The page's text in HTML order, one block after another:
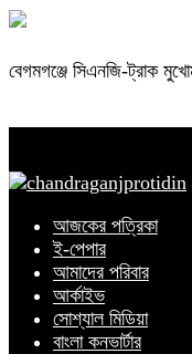
বেগমগঞ্জে সিএনজি-ট্রাক
আজকের পত্রিকা
ই-পেপার
আমাদের পরিবার
আর্কাইভ
সোশ্যাল মিডিয়া
বাংলা কনভার্টার